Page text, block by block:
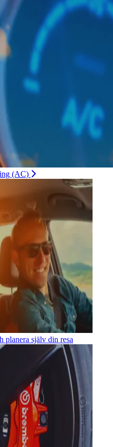
(AC)
planera själv din resa